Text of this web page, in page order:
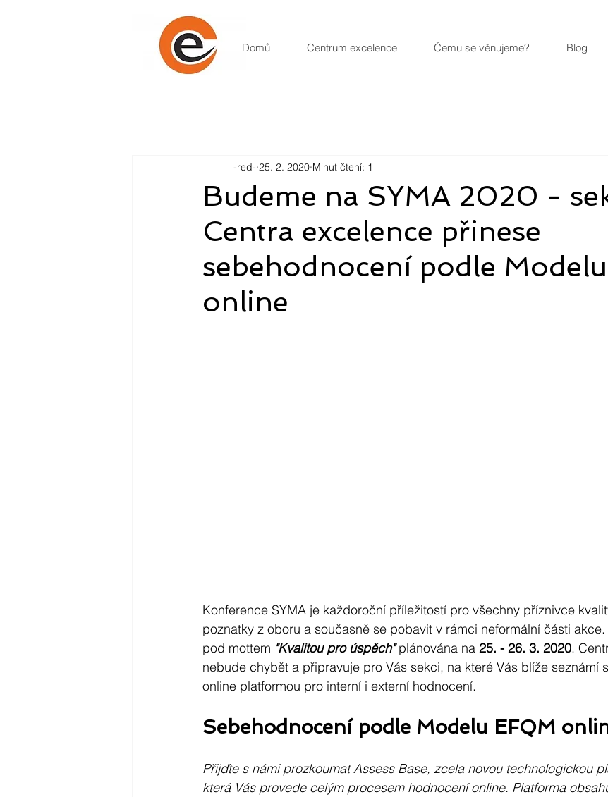
Domů Centrum excelence Čemu se věnujeme? Blog
Budeme na SYMA 2020 -
Centra excelence přinese
sebehodnocení podle
online
-red- 25. 2. 2020 Minut čtení: 1
Konference SYMA je každoroční příležitostí pro všechny příznivce
poznatky z oboru a současně se pobavit v rámci neformální části
pod mottem "Kvalitou pro úspěch" plánována na 25. - 26. 3. 2020.
nebude chybět a připravuje pro Vás sekci, na které Vás blíže seznámí
online platformou pro interní i externí hodnocení.
Sebehodnocení podle Modelu EFQM
Přijďte s námi prozkoumat Assess Base, zcela novou technologickou
která Vás provede celým procesem hodnocení online. Platforma